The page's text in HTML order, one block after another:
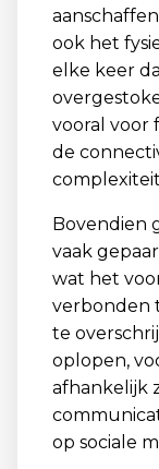
ook het
elke keer
vooral voor
de
Bovendien
vaak
wat het
verbonden
te
oplopen,
afhankelijk
op sociale